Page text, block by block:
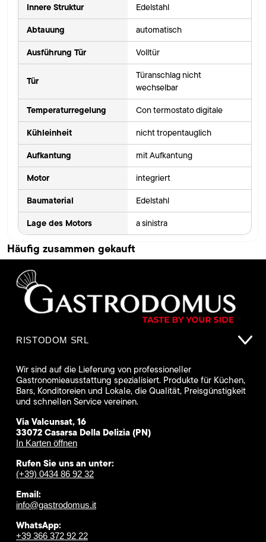
Innere Struktur Edelstahl
Abtauung automatisch
Ausführung Tür Volltür
Tür
Türanschlag nicht
wechselbar
Temperaturregelung Con termostato digitale
Kühleinheit nicht tropentauglich
Aufkantung mit Aufkantung
Motor integriert
Baumaterial Edelstahl
Lage des Motors a sinistra
Häufig zusammen gekauft
RISTODOM SRL
Wir sind auf die Lieferung von professioneller
Gastronomieausstattung spezialisiert. Produkte für Küchen,
Bars, Konditoreien und Lokale, die Qualität, Preisgünstigkeit
und schnellen Service vereinen.
Via Valcunsat, 16
33072 Casarsa Della Delizia (PN)
In Karten öffnen
Rufen Sie uns an unter:
(+39) 0434 86 92 32
Email:
info@gastrodomus.it
WhatsApp:
+39 366 372 92 22